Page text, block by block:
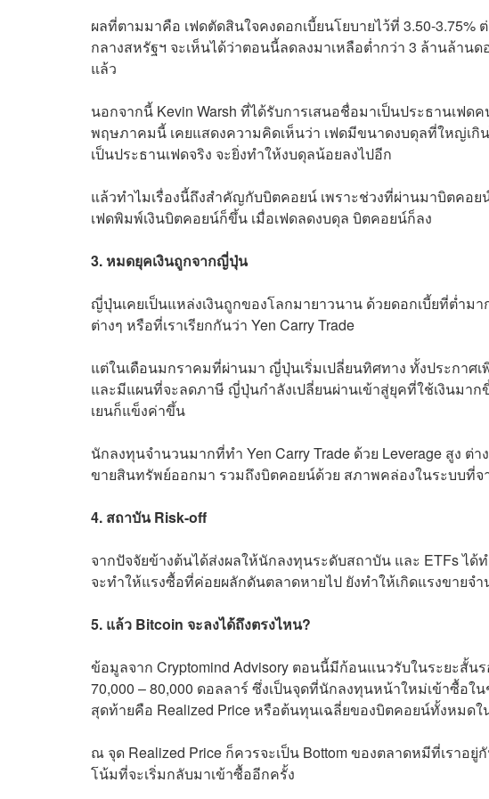
ผลที่ตามมาคือ เฟดตัดสินใจคงดอกเบี้ยนโยบายไว้ที่ 3.50-3.75%
กลางสหรัฐฯ จะเห็นได้ว่าตอนนี้ลดลงมาเหลือต่ำกว่า 3 ล้านล้า
แล้ว
นอกจากนี้ Kevin Warsh ที่ได้รับการเสนอชื่อมาเป็นประธานเฟด
พฤษภาคมนี้ เคยแสดงความคิดเห็นว่า เฟดมีขนาดงบดุลที่ใหญ่เกิ
เป็นประธานเฟดจริง จะยิ่งทำให้งบดุลน้อยลงไปอีก
แล้วทำไมเรื่องนี้ถึงสำคัญกับบิตคอยน์ เพราะช่วงที่ผ่านมาบิตคอ
เฟดพิมพ์เงินบิตคอยน์ก็ขึ้น เมื่อเฟดลดงบดุล บิตคอยน์ก็ลง
3. หมดยุคเงินถูกจากญี่ปุ่น
ญี่ปุ่นเคยเป็นแหล่งเงินถูกของโลกมายาวนาน ด้วยดอกเบี้ยที่ต่ำม
ต่างๆ หรือที่เราเรียกกันว่า Yen Carry Trade
แต่ในเดือนมกราคมที่ผ่านมา ญี่ปุ่นเริ่มเปลี่ยนทิศทาง ทั้งประกาศ
และมีแผนที่จะลดภาษี ญี่ปุ่นกำลังเปลี่ยนผ่านเข้าสู่ยุคที่ใช้เงินมา
เยนก็แข็งค่าขึ้น
นักลงทุนจำนวนมากที่ทำ Yen Carry Trade ด้วย Leverage สูง ต่
ขายสินทรัพย์ออกมา รวมถึงบิตคอยน์ด้วย สภาพคล่องในระบบที่จ
4. สถาบัน Risk-off
จากปัจจัยข้างต้นได้ส่งผลให้นักลงทุนระดับสถาบัน และ ETFs ได้
จะทำให้แรงซื้อที่ค่อยผลักดันตลาดหายไป ยังทำให้เกิดแรงขาย
5. แล้ว Bitcoin จะลงได้ถึงตรงไหน?
ข้อมูลจาก Cryptomind Advisory ตอนนี้มีก้อนแนวรับในระยะสั้น
70,000 – 80,000 ดอลลาร์ ซึ่งเป็นจุดที่นักลงทุนหน้าใหม่เข้าซื้อใ
สุดท้ายคือ Realized Price หรือต้นทุนเฉลี่ยของบิตคอยน์ทั้งหมดใ
ณ จุด Realized Price ก็ควรจะเป็น Bottom ของตลาดหมีที่เรา
โน้มที่จะเริ่มกลับมาเข้าซื้ออีกครั้ง